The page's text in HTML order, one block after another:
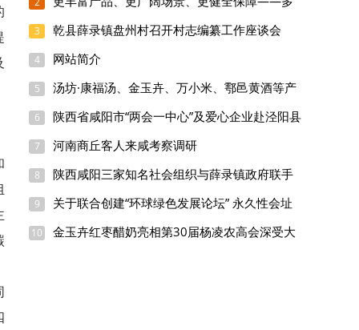
3 乾县薛录镇盘州村召开村志编纂工作座谈会
4 网站简介
5
汤坊·康福汤、金玉卉、万小米、鄠邑黄酒等产
6
陕西省咸阳市“两会一中心”及爱心企业赴泾阳县
7 河南商丘客人来咸考察调研
8
陕西咸阳三家知名社会组织与薛录镇政府联手
9
关于联合创建“环球绿色发展论坛” 永久性会址
10
金玉卉红枣醋奶亮相第30届杨凌农高会深受大